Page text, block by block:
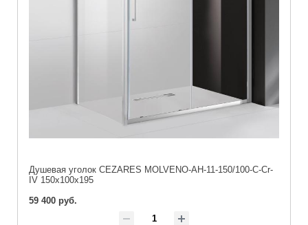
Душевая уголок CEZARES MOLVENO-AH-11-150/100-C-Cr-
IV 150x100x195
59 400 руб.